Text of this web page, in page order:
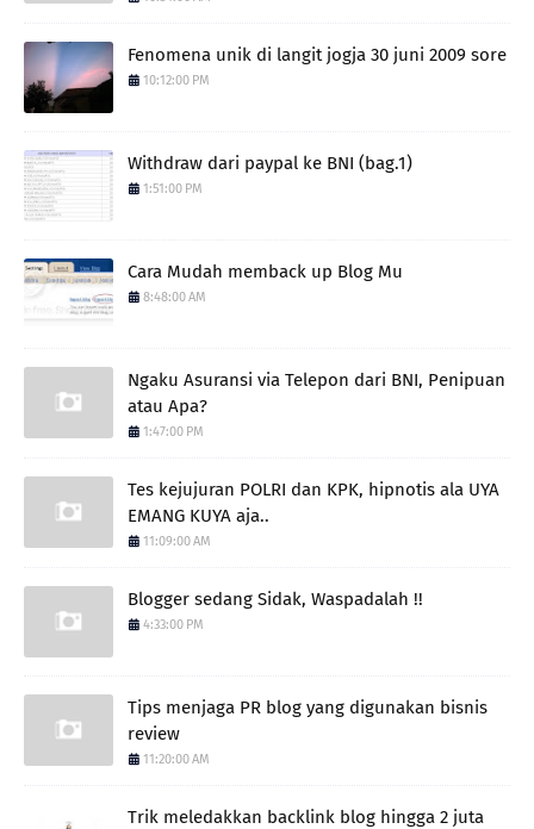
Fenomena unik di langit jogja 30 juni 2009 sore
10:12:00 PM
Withdraw dari paypal ke BNI (bag.1)
1:51:00 PM
Cara Mudah memback up Blog Mu
8:48:00 AM
Ngaku Asuransi via Telepon dari BNI, Penipuan
atau Apa?
1:47:00 PM
Tes kejujuran POLRI dan KPK, hipnotis ala UYA
EMANG KUYA aja..
11:09:00 AM
Blogger sedang Sidak, Waspadalah !!
4:33:00 PM
Tips menjaga PR blog yang digunakan bisnis
review
11:20:00 AM
Trik meledakkan backlink blog hingga 2 juta